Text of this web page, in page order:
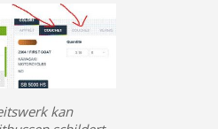
kan